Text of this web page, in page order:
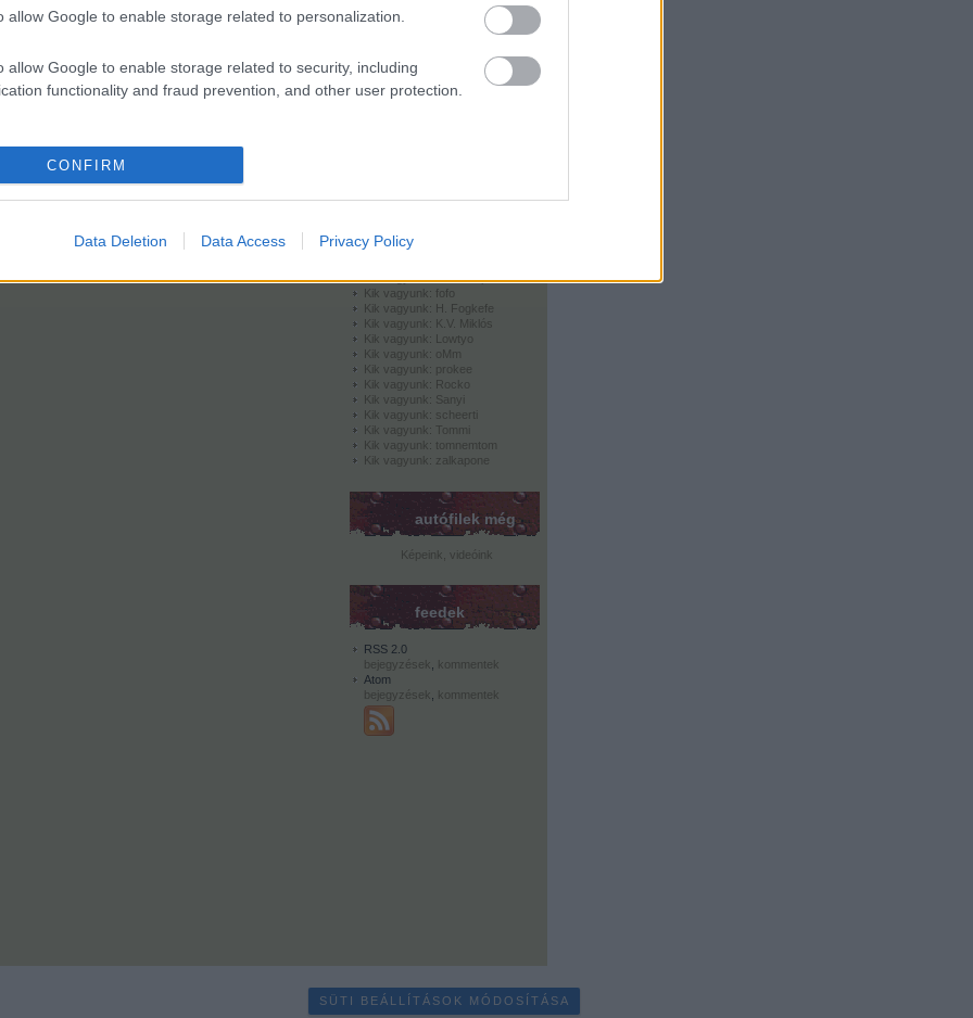
allow Google to enable storage related to personalization.
allow Google to enable storage related to security, including
functionality and fraud prevention, and other user protection.
CONFIRM
Data Deletion Data Access Privacy Policy
2010 szeptember
2010 augusztus
Kik vagyunk: barika
Kik vagyunk: feketenap
Kik vagyunk: fofo
Kik vagyunk: H. Fogkefe
Kik vagyunk: K.V. Miklós
Kik vagyunk: Lowtyo
Kik vagyunk: oMm
Kik vagyunk: prokee
Kik vagyunk: Rocko
Kik vagyunk: Sanyi
Kik vagyunk: scheerti
Kik vagyunk: Tommi
Kik vagyunk: tomnemtom
Kik vagyunk: zalkapone
autófilek még
Képeink, videóink
feedek
RSS 2.0
bejegyzések
kommentek
Atom
bejegyzések
kommentek
SÜTI BEÁLLÍTÁSOK MÓDOSÍTÁSA